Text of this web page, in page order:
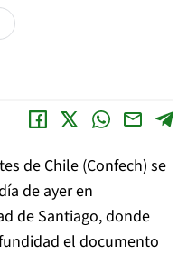
de Chile (Confech) se
de ayer en
de Santiago, donde
el documento